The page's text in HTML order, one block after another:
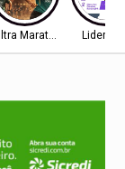
Maratona